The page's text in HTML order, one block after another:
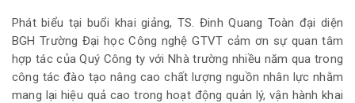
Phát biểu tại buổi khai giảng, TS. Đinh Quang Toàn đại diện
BGH Trường Đại học Công nghệ GTVT cảm ơn sự quan tâm
hợp tác của Quý Công ty với Nhà trường nhiều năm qua trong
công tác đào tạo nâng cao chất lượng nguồn nhân lực nhằm
mang lại hiệu quả cao trong hoạt động quản lý, vận hành khai